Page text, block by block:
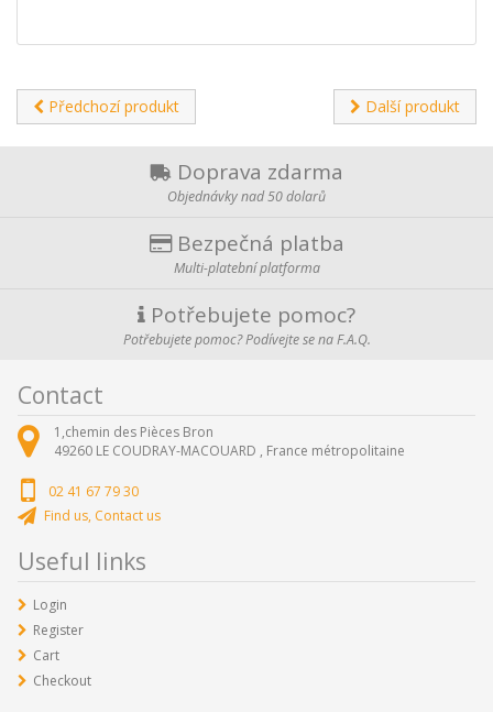
Předchozí produkt Další produkt
Doprava zdarma
Objednávky nad 50 dolarů
Bezpečná platba
Multi-platební platforma
Potřebujete pomoc?
Potřebujete pomoc? Podívejte se na F.A.Q.
Contact
1,chemin des Pièces Bron
49260 LE COUDRAY-MACOUARD , France métropolitaine
02 41 67 79 30
Find us, Contact us
Useful links
Login
Register
Cart
Checkout